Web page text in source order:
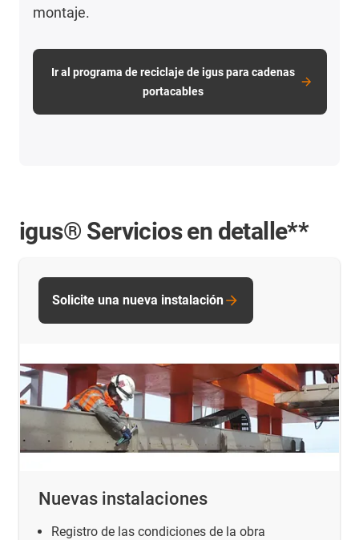
montaje.
Ir al programa de reciclaje de igus para cadenas
portacables
igus® Servicios en detalle**
Nuevas instalaciones
Registro de las condiciones de la obra
Solicite una nueva instalación